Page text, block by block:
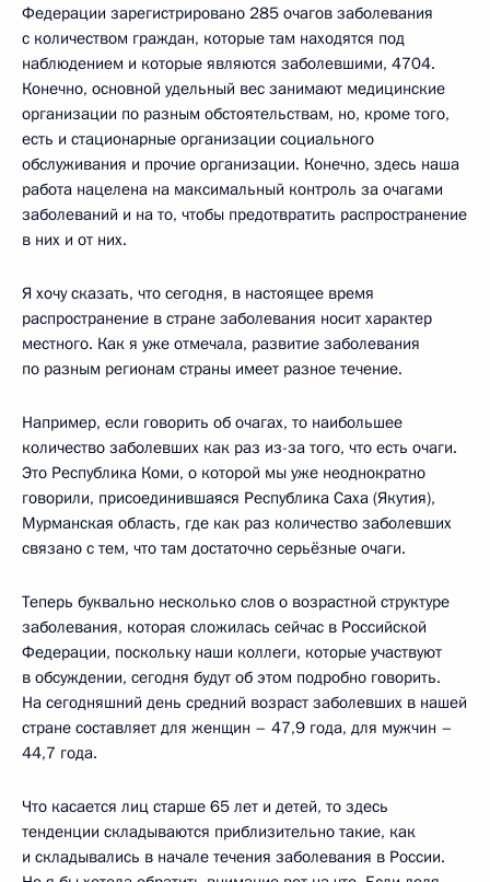
Федерации зарегистрировано 285 очагов заболевания
с количеством граждан, которые там находятся под
наблюдением и которые являются заболевшими, 4704.
Конечно, основной удельный вес занимают медицинские
организации по разным обстоятельствам, но, кроме того,
есть и стационарные организации социального
обслуживания и прочие организации. Конечно, здесь наша
работа нацелена на максимальный контроль за очагами
заболеваний и на то, чтобы предотвратить распространение
в них и от них.
Я хочу сказать, что сегодня, в настоящее время
распространение в стране заболевания носит характер
местного. Как я уже отмечала, развитие заболевания
по разным регионам страны имеет разное течение.
Например, если говорить об очагах, то наибольшее
количество заболевших как раз из-за того, что есть очаги.
Это Республика Коми, о которой мы уже неоднократно
говорили, присоединившаяся Республика Саха (Якутия),
Мурманская область, где как раз количество заболевших
связано с тем, что там достаточно серьёзные очаги.
Теперь буквально несколько слов о возрастной структуре
заболевания, которая сложилась сейчас в Российской
Федерации, поскольку наши коллеги, которые участвуют
в обсуждении, сегодня будут об этом подробно говорить.
На сегодняшний день средний возраст заболевших в нашей
стране составляет для женщин – 47,9 года, для мужчин –
44,7 года.
Что касается лиц старше 65 лет и детей, то здесь
тенденции складываются приблизительно такие, как
и складывались в начале течения заболевания в России.